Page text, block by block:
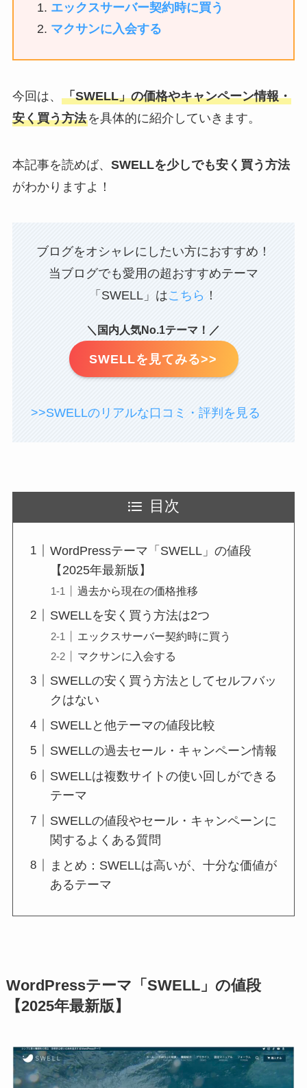
エックスサーバー契約時に買う
マクサンに入会する
今回は、 「SWELL」の価格やキャンペーン情報・
安く買う方法を具体的に紹介していきます。
本記事を読めば、 SWELLを少しでも安く買う方法
がわかりますよ！
ブログをオシャレにしたい方におすすめ！
当ブログでも愛用の超おすすめテーマ
「SWELL」はこちら ！
＼国内人気No.1テーマ！／
SWELLを見てみる>>
>>SWELLのリアルな口コミ・評判を見る
目次
WordPressテーマ「SWELL」の値段
【2025年最新版】
過去から現在の価格推移
SWELLを安く買う方法は2つ
エックスサーバー契約時に買う
マクサンに入会する
SWELLの安く買う方法としてセルフバッ
クはない
SWELLと他テーマの値段比較
SWELLの過去セール・キャンペーン情報
SWELLは複数サイトの使い回しができる
テーマ
SWELLの値段やセール・キャンペーンに
関するよくある質問
まとめ：SWELLは高いが、十分な価値が
あるテーマ
WordPressテーマ「SWELL」の値段
【2025年最新版】